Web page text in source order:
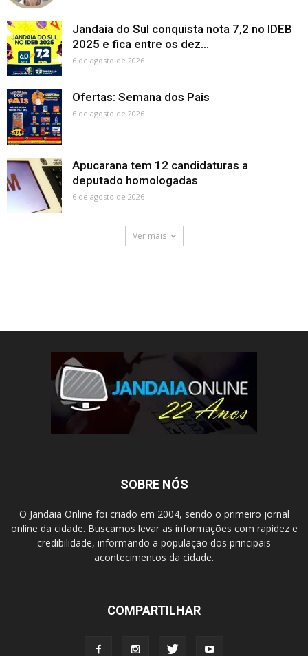
Jandaia do Sul conquista nota 7,2 no IDEB
2025 e fica entre os dez...
6 de agosto de 2026
Ofertas: Semana dos Pais
6 de agosto de 2026
Apucarana tem 12 candidaturas a
deputado homologadas
6 de agosto de 2026
Ver mais
SOBRE NÓS
O Jandaia Online foi criado em 2004, sendo o primeiro jornal
online da cidade. Buscamos levar as informações com rapidez e
credibilidade, informando a população dos principais
acontecimentos da cidade.
COMPARTILHAR